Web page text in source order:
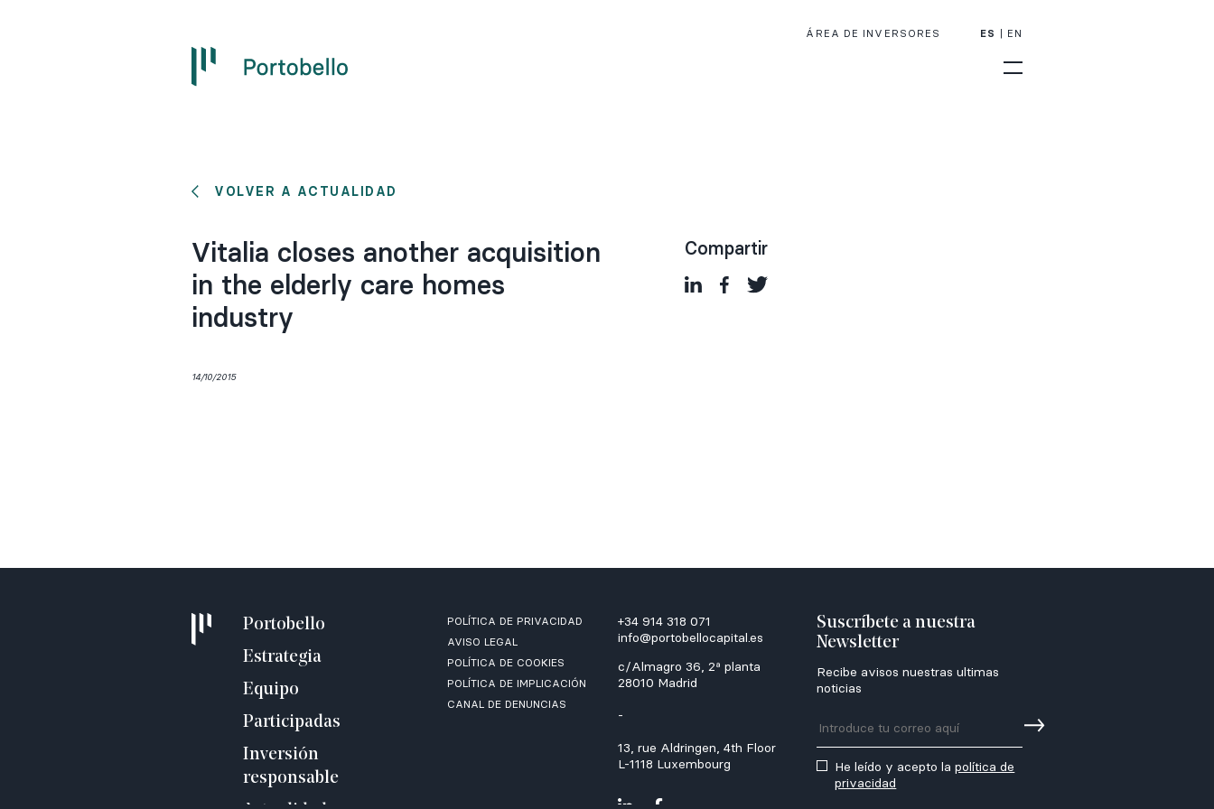
ÁREA DE INVERSORES ES EN
VOLVER A ACTUALIDAD
Vitalia closes another acquisition
in the elderly care homes
industry
14/10/2015
Compartir
Portobello
Estrategia
Equipo
Participadas
Inversión
responsable
POLÍTICA DE PRIVACIDAD
AVISO LEGAL
POLÍTICA DE COOKIES
POLÍTICA DE IMPLICACIÓN
CANAL DE DENUNCIAS
+34 914 318 071
info@portobellocapital.es
c/Almagro 36, 2ª planta
28010 Madrid
-
13, rue Aldringen, 4th Floor
L-1118 Luxembourg
Suscríbete a nuestra
Newsletter
Recibe avisos nuestras ultimas
noticias
He leído y acepto lapolítica de
privacidad